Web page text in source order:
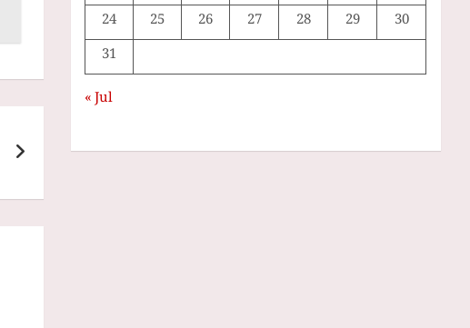
24
25 26 27 28 29
30
31
« Jul